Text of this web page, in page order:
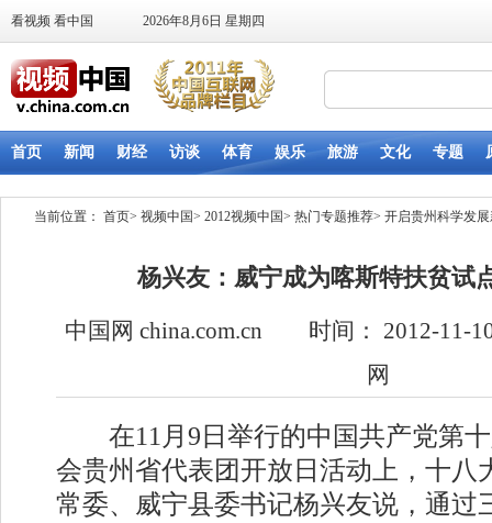
当前位置： 首页> 视频中国> 2012视频中国> 热门专题推荐> 开启贵州科学发
杨兴友：威宁成为喀斯特扶贫试
中国网 china.com.cn 时间： 2012-
网
在11月9日举行的中国共产党第十
会贵州省代表团开放日活动上，十八
常委、威宁县委书记杨兴友说，通过